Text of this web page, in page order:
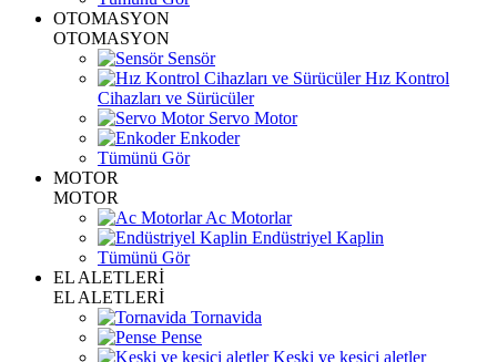
OTOMASYON
OTOMASYON
Sensör
Hız Kontrol
Cihazları ve Sürücüler
Servo Motor
Enkoder
Tümünü Gör
MOTOR
MOTOR
Ac Motorlar
Endüstriyel Kaplin
Tümünü Gör
EL ALETLERİ
EL ALETLERİ
Tornavida
Pense
Keski ve kesici aletler